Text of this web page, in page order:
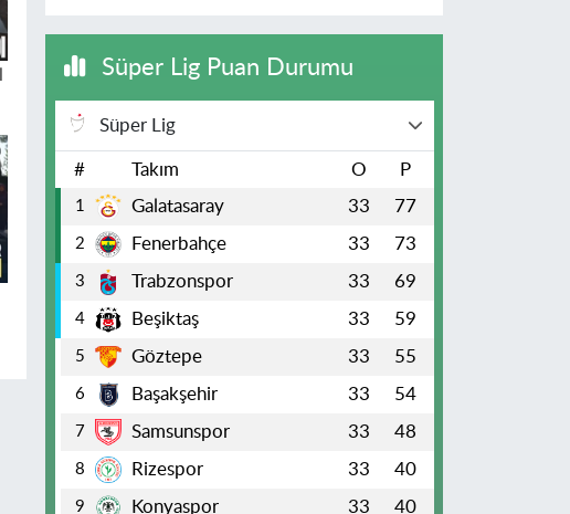
Süper Lig Puan Durumu
Süper Lig
# Takım O P
1 Galatasaray 33 77
2 Fenerbahçe 33 73
3 Trabzonspor 33 69
4 Beşiktaş 33 59
5 Göztepe 33 55
6 Başakşehir 33 54
7 Samsunspor 33 48
8 Rizespor 33 40
9 Konyaspor 33 40